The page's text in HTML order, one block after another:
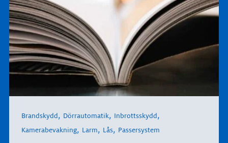
Brandskydd, Dörrautomatik, Inbrottsskydd,
Kamerabevakning, Larm, Lås, Passersystem